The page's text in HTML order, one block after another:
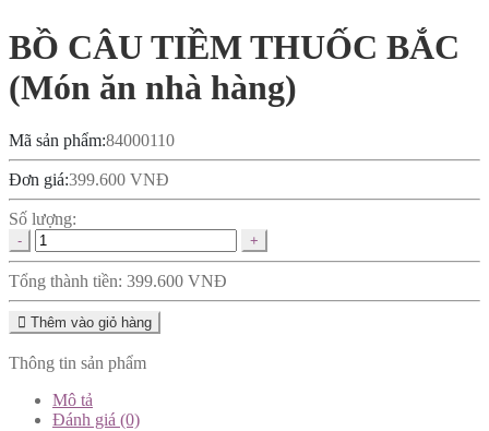
BỒ CÂU TIỀM THUỐC BẮC
(Món ăn nhà hàng)
Mã sản phẩm:84000110
Đơn giá:399.600 VNĐ
Số lượng:
BỒ
CÂU
TIỀM
THUỐC
BẮC
(Món
ăn
nhà
hàng)
Tổng thành tiền: 399.600 VNĐ
Thêm vào giỏ hàng
Thông tin sản phẩm
Mô tả
Đánh giá (0)